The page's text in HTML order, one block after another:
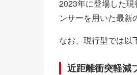
2023年に登場した
ンサーを用いた最新
なお、現行型では以
近距離衝突軽減